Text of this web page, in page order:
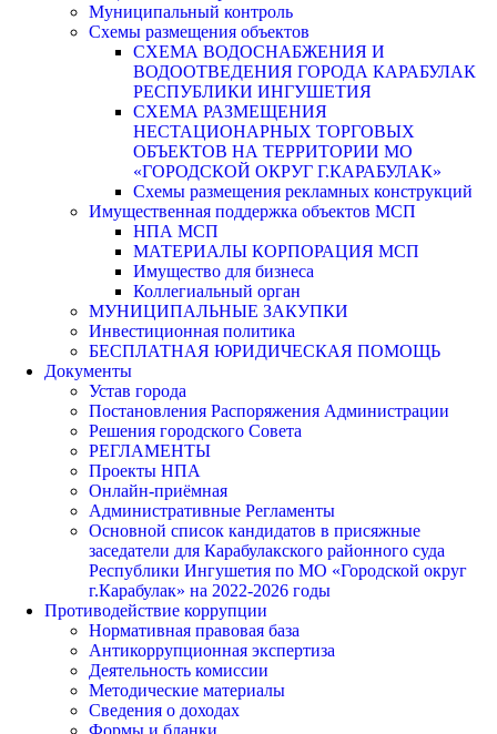
Муниципальный контроль
Схемы размещения объектов
СХЕМА ВОДОСНАБЖЕНИЯ И
ВОДООТВЕДЕНИЯ ГОРОДА КАРАБУЛАК
РЕСПУБЛИКИ ИНГУШЕТИЯ
СХЕМА РАЗМЕЩЕНИЯ
НЕСТАЦИОНАРНЫХ ТОРГОВЫХ
ОБЪЕКТОВ НА ТЕРРИТОРИИ МО
«ГОРОДСКОЙ ОКРУГ Г.КАРАБУЛАК»
Схемы размещения рекламных конструкций
Имущественная поддержка объектов МСП
НПА МСП
МАТЕРИАЛЫ КОРПОРАЦИЯ МСП
Имущество для бизнеса
Коллегиальный орган
МУНИЦИПАЛЬНЫЕ ЗАКУПКИ
Инвестиционная политика
БЕСПЛАТНАЯ ЮРИДИЧЕСКАЯ ПОМОЩЬ
Документы
Устав города
Постановления Распоряжения Администрации
Решения городского Совета
РЕГЛАМЕНТЫ
Проекты НПА
Онлайн-приёмная
Административные Регламенты
Основной список кандидатов в присяжные
заседатели для Карабулакского районного суда
Республики Ингушетия по МО «Городской округ
г.Карабулак» на 2022-2026 годы
Противодействие коррупции
Нормативная правовая база
Антикоррупционная экспертиза
Деятельность комиссии
Методические материалы
Сведения о доходах
Формы и бланки